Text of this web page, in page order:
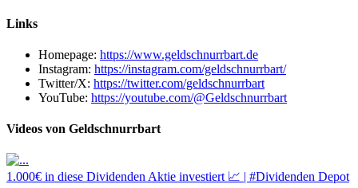
Links
Homepage: https://www.geldschnurrbart.de
Instagram: https://instagram.com/geldschnurrbart/
Twitter/X: https://twitter.com/geldschnurrbart
YouTube: https://youtube.com/@Geldschnurrbart
Videos von Geldschnurrbart
1.000€ in diese Dividenden Aktie investiert 📈 | #Dividenden Depot